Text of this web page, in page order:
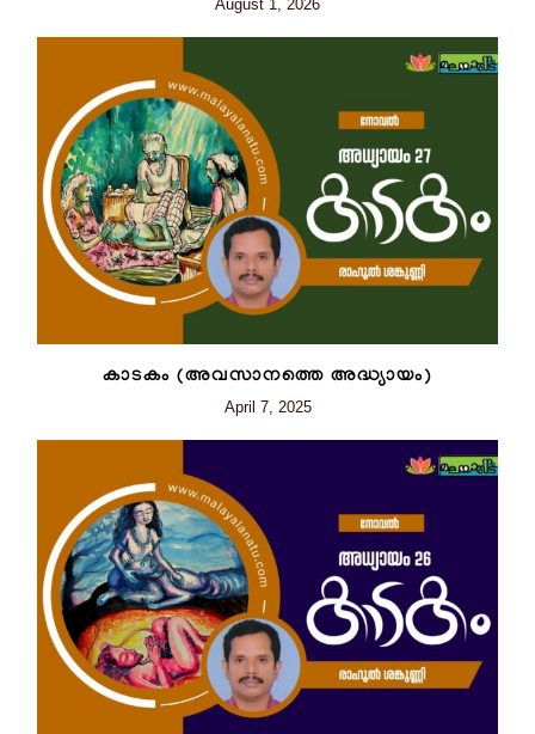
August 1, 2026
കാടകം (അവസാനത്തെ അദ്ധ്യായം)
April 7, 2025